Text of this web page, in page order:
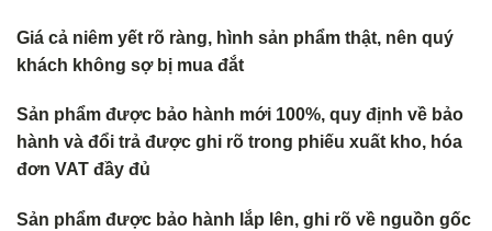
Giá cả niêm yết rõ ràng, hình sản phẩm thật, nên quý
khách không sợ bị mua đắt
Sản phẩm được bảo hành mới 100%, quy định về bảo
hành và đổi trả được ghi rõ trong phiếu xuất kho, hóa
đơn VAT đầy đủ
Sản phẩm được bảo hành lắp lên, ghi rõ về nguồn gốc